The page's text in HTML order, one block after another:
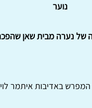
נוער
המפרש באדיבות איתמר לוי